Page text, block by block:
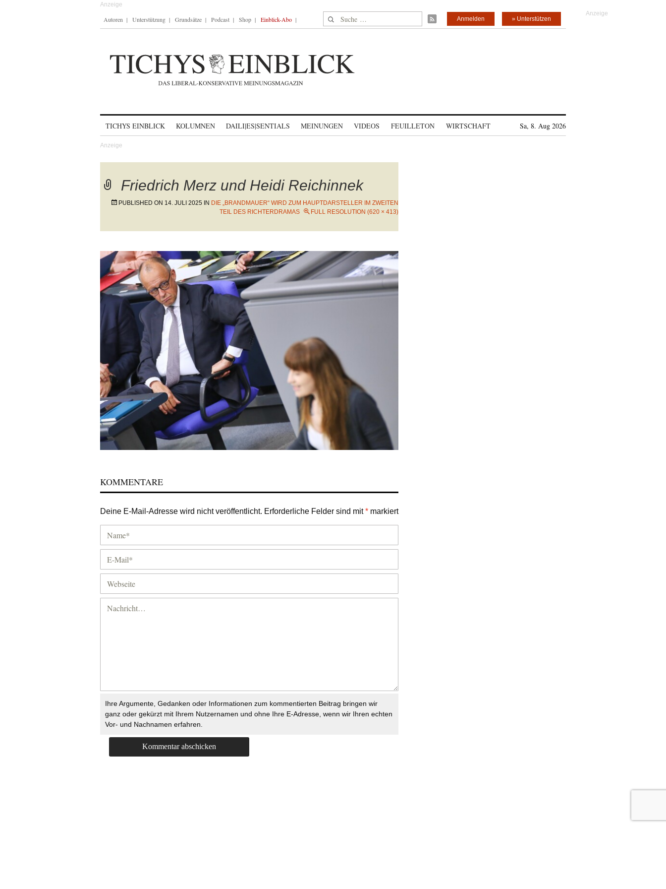
Autoren Unterstützung Grundsätze Podcast Shop Einblick-Abo Suche nach: » Unterstützen
Anmelden
TICHYS EINBLICK KOLUMNEN DAILI|ES|SENTIALS MEINUNGEN VIDEOS FEUILLETON WIRTSCHAFT Sa, 8. Aug 2026
Friedrich Merz und Heidi Reichinnek
PUBLISHED ON 14. JULI 2025 IN DIE „BRANDMAUER“ WIRD ZUM HAUPTDARSTELLER IM ZWEITEN
TEIL DES RICHTERDRAMAS
FULL RESOLUTION (620 × 413)
KOMMENTARE
Deine E-Mail-Adresse wird nicht veröffentlicht. Erforderliche Felder sind mit* markiert
Ihre Argumente, Gedanken oder Informationen zum kommentierten Beitrag bringen wir
ganz oder gekürzt mit Ihrem Nutzernamen und ohne Ihre E-Adresse, wenn wir Ihren echten
Vor- und Nachnamen erfahren.